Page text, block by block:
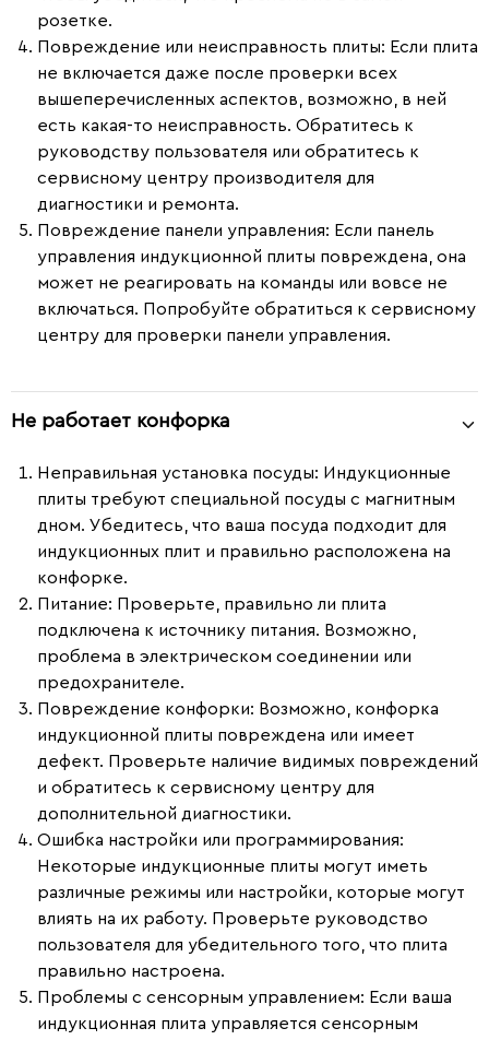
розетке.
Повреждение или неисправность плиты: Если плита
не включается даже после проверки всех
вышеперечисленных аспектов, возможно, в ней
есть какая-то неисправность. Обратитесь к
руководству пользователя или обратитесь к
сервисному центру производителя для
диагностики и ремонта.
Повреждение панели управления: Если панель
управления индукционной плиты повреждена, она
может не реагировать на команды или вовсе не
включаться. Попробуйте обратиться к сервисному
центру для проверки панели управления.
Не работает конфорка
Неправильная установка посуды: Индукционные
плиты требуют специальной посуды с магнитным
дном. Убедитесь, что ваша посуда подходит для
индукционных плит и правильно расположена на
конфорке.
Питание: Проверьте, правильно ли плита
подключена к источнику питания. Возможно,
проблема в электрическом соединении или
предохранителе.
Повреждение конфорки: Возможно, конфорка
индукционной плиты повреждена или имеет
дефект. Проверьте наличие видимых повреждений
и обратитесь к сервисному центру для
дополнительной диагностики.
Ошибка настройки или программирования:
Некоторые индукционные плиты могут иметь
различные режимы или настройки, которые могут
влиять на их работу. Проверьте руководство
пользователя для убедительного того, что плита
правильно настроена.
Проблемы с сенсорным управлением: Если ваша
индукционная плита управляется сенсорным